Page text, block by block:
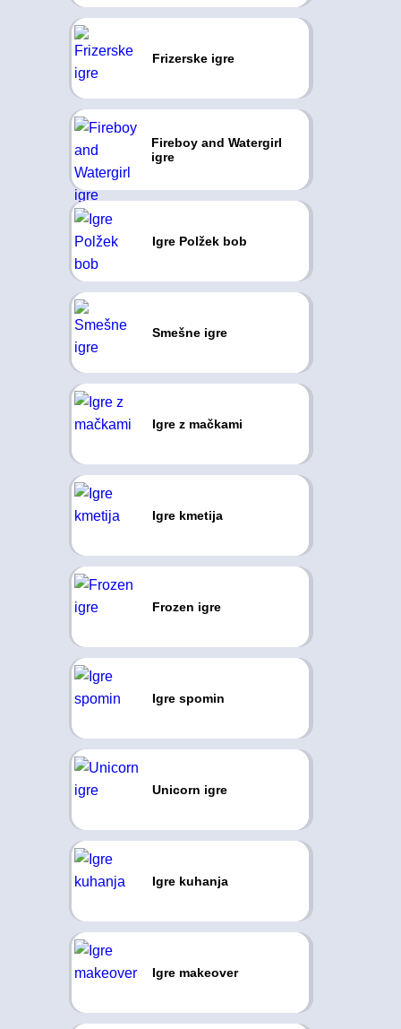
Frizerske igre
Fireboy and Watergirl
igre
Igre Polžek bob
Smešne igre
Igre z mačkami
Igre kmetija
Frozen igre
Igre spomin
Unicorn igre
Igre kuhanja
Igre makeover